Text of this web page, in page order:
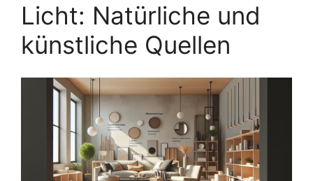
Licht: Natürliche und
künstliche Quellen